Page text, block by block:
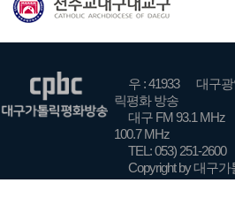
우 : 41933
대구광
릭평화 방송
대구 FM 93.1 MHz
100.7 MHz
TEL: 053) 251-2600
Copyright by 대구